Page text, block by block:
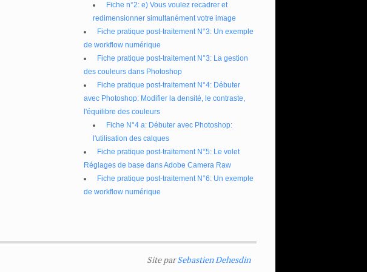
Fiche n°2: e) Vous voulez recadrer et
redimensionner simultanément votre image
Fiche pratique post-traitement N°3: Un exemple
de workflow numérique
Fiche pratique post-traitement N°3: La gestion
des couleurs dans Photoshop
Fiche pratique post-traitement N°4: Débuter
avec Photoshop: Modifier la densité, le contraste,
l'équilibre des couleurs
Fiche N°4 a: Débuter avec Photoshop:
l'utilisation des calques
Fiche pratique post-traitement N°5: Le volet
Réglages de base dans Adobe Camera Raw
Fiche pratique post-traitement N°6: Un exemple
de workflow numérique
Site parSebastien Dehesdin